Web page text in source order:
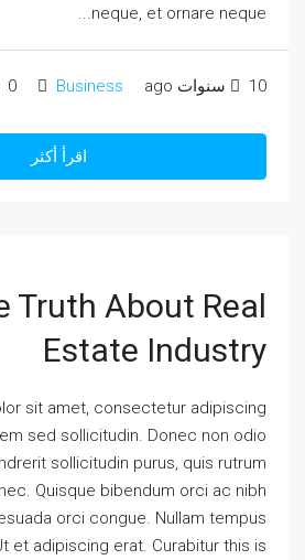
neque, et ornare neque...
10 سنوات ago Business
0
اقرأ أكثر
Truth About Real
Estate Industry
sit amet, consectetur adipiscing
sed sollicitudin. Donec non odio
sollicitudin purus, quis rutrum
Quisque bibendum orci ac nibh
orci congue. Nullam tempus
et adipiscing erat. Curabitur this is